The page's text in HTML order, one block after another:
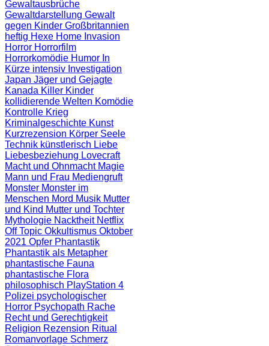
Gewaltausbrüche
Gewaltdarstellung Gewalt
gegen Kinder Großbritannien
heftig Hexe Home Invasion
Horror Horrorfilm
Horrorkomödie Humor In
Kürze intensiv Investigation
Japan Jäger und Gejagte
Kanada Killer Kinder
kollidierende Welten Komödie
Kontrolle Krieg
Kriminalgeschichte Kunst
Kurzrezension Körper Seele
Technik künstlerisch Liebe
Liebesbeziehung Lovecraft
Macht und Ohnmacht Magie
Mann und Frau Mediengruft
Monster Monster im
Menschen Mord Musik Mutter
und Kind Mutter und Tochter
Mythologie Nacktheit Netflix
Off Topic Okkultismus Oktober
2021 Opfer Phantastik
Phantastik als Metapher
phantastische Fauna
phantastische Flora
philosophisch PlayStation 4
Polizei psychologischer
Horror Psychopath Rache
Recht und Gerechtigkeit
Religion Rezension Ritual
Romanvorlage Schmerz